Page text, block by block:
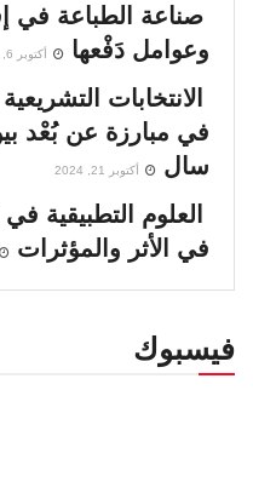
صناعة الطباعة في
وعوامل دَفْعها
أكتوبر 6, 2024
الانتخابات
في مبارزة عن بُعْد
سال
أكتوبر 21, 2024
العلوم التطبيقية
في الأثر والمؤثرات
فيسبوك